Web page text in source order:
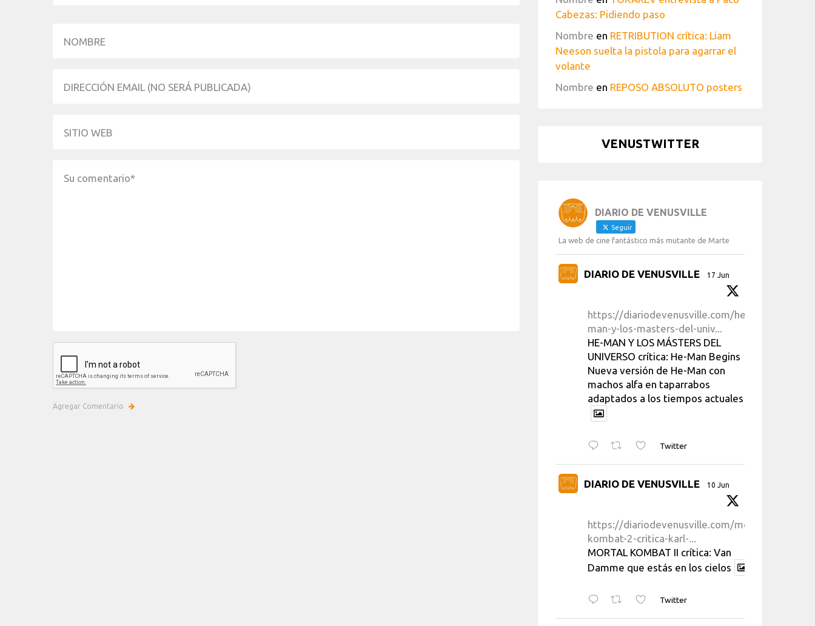
Cabezas: Pidiendo paso
Nombre en RETRIBUTION crítica: Liam
Neeson suelta la pistola para agarrar el
volante
Nombre en REPOSO ABSOLUTO posters
VENUSTWITTER
DIARIO DE VENUSVILLE
Seguir
La web de cine fantástico más mutante de Marte
DIARIO DE VENUSVILLE 17 Jun
https://diariodevenusville.com/he-
man-y-los-masters-del-univ...
HE-MAN Y LOS MÁSTERS DEL
UNIVERSO crítica: He-Man Begins
Nueva versión de He-Man con
machos alfa en taparrabos
adaptados a los tiempos actuales
Twitter
DIARIO DE VENUSVILLE 10 Jun
https://diariodevenusville.com/mortal-
kombat-2-critica-karl-...
MORTAL KOMBAT II crítica: Van
Damme que estás en los cielos
Twitter